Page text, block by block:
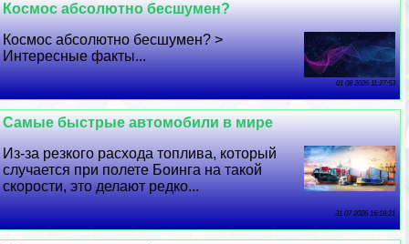
Космос абсолютно бесшумен?
Космос абсолютно бесшумен? >
Интересные факты...
01 08 2026 11:27:53
Самые быстрые автомобили в мире
Из-за резкого расхода топлива, который
случается при полете Боинга на такой
скорости, это делают редко...
31 07 2026 16:18:21